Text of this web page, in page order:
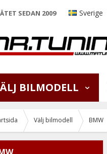
SEDAN 2009 Sverige
BILMODELL
Välj bilmodell BMW